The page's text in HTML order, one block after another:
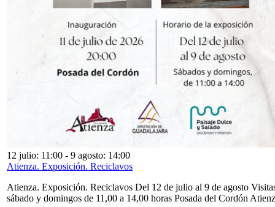
12 julio: 11:00 - 9 agosto: 14:00
Atienza. Exposición. Reciclavos
Atienza. Exposición. Reciclavos Del 12 de julio al 9 de agosto
sábado y domingos de 11,00 a 14,00 horas Posada del Cordón